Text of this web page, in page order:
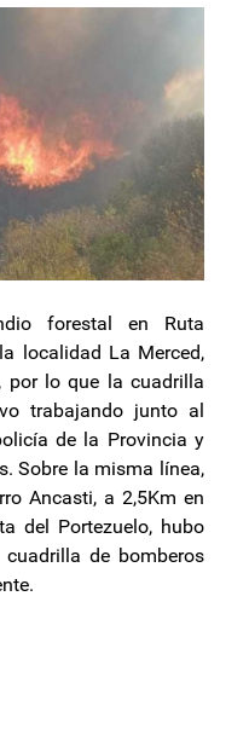
forestal en Ruta
localidad La Merced,
por lo que la cuadrilla
trabajando junto al
de la Provincia y
Sobre la misma línea,
Ancasti, a 2,5Km en
del Portezuelo, hubo
de bomberos